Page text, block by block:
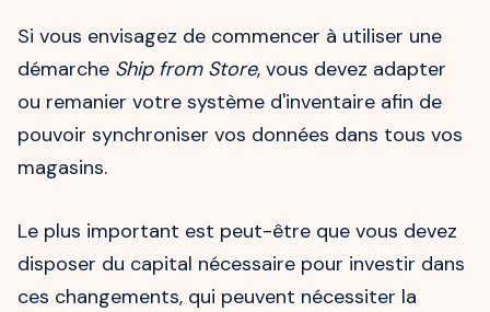
Si vous envisagez de commencer à utiliser une
démarche Ship from Store, vous devez adapter
ou remanier votre système d'inventaire afin de
pouvoir synchroniser vos données dans tous vos
magasins.
Le plus important est peut-être que vous devez
disposer du capital nécessaire pour investir dans
ces changements, qui peuvent nécessiter la